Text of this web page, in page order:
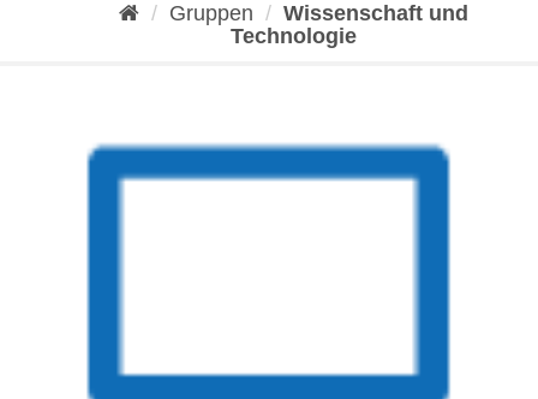
Gruppen
Wissenschaft und
Technologie